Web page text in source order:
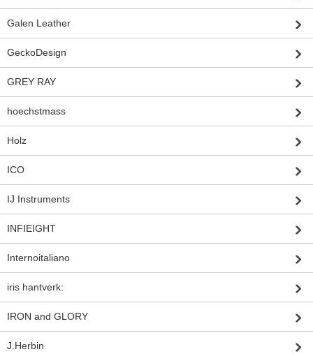
Galen Leather
GeckoDesign
GREY RAY
hoechstmass
Holz
ICO
IJ Instruments
INFIEIGHT
Internoitaliano
iris hantverk:
IRON and GLORY
J.Herbin